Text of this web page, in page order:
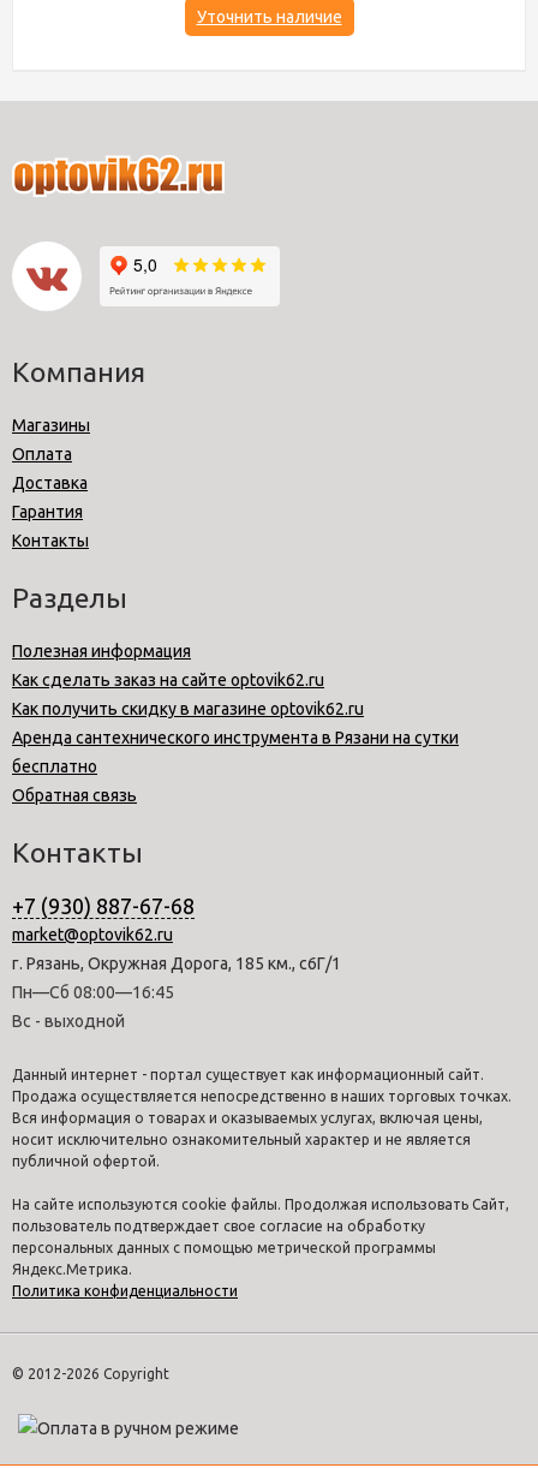
Уточнить наличие
Компания
Магазины
Оплата
Доставка
Гарантия
Контакты
Разделы
Полезная информация
Как сделать заказ на сайте optovik62.ru
Как получить скидку в магазине optovik62.ru
Аренда сантехнического инструмента в Рязани на сутки
бесплатно
Обратная связь
Контакты
+7 (930) 887-67-68
market@optovik62.ru
г. Рязань, Окружная Дорога, 185 км., с6Г/1
Пн—Сб 08:00—16:45
Вс - выходной
Данный интернет - портал существует как информационный сайт.
Продажа осуществляется непосредственно в наших торговых точках.
Вся информация о товарах и оказываемых услугах, включая цены,
носит исключительно ознакомительный характер и не является
публичной офертой.
На сайте используются cookie файлы. Продолжая использовать Сайт,
пользователь подтверждает свое согласие на обработку
персональных данных с помощью метрической программы
Яндекс.Метрика.
Политика конфиденциальности
© 2012-2026 Copyright